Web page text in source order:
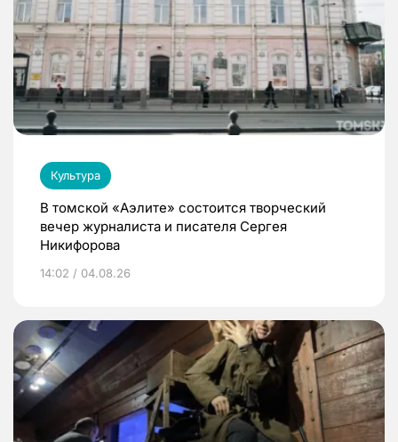
Культура
В томской «Аэлите» состоится творческий
вечер журналиста и писателя Сергея
Никифорова
14:02 / 04.08.26